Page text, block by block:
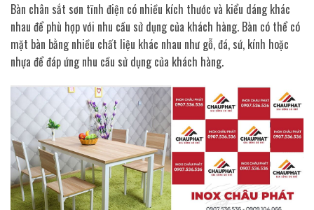
Bàn chân sắt sơn tĩnh điện có nhiều kích thước và kiểu dáng khác
nhau để phù hợp với nhu cầu sử dụng của khách hàng. Bàn có thể có
mặt bàn bằng nhiều chất liệu khác nhau như gỗ, đá, sứ, kính hoặc
nhựa để đáp ứng nhu cầu sử dụng của khách hàng.